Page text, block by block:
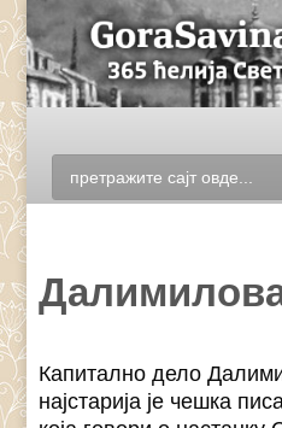
Капитално дело
најстарија је чешка